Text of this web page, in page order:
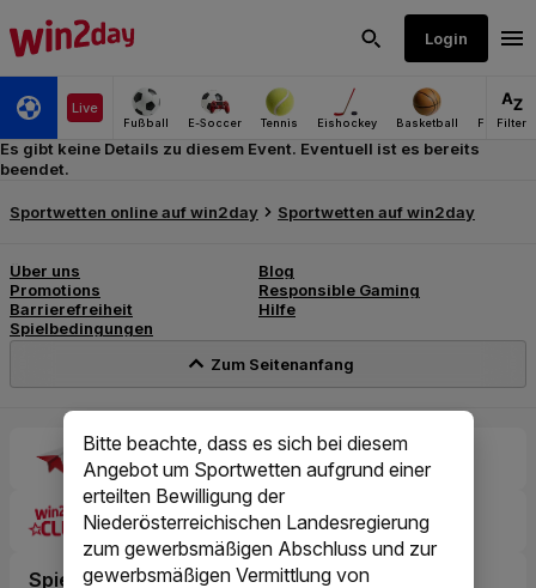
Bitte beachte, dass es sich bei diesem
Angebot um Sportwetten aufgrund einer
erteilten Bewilligung der
Niederösterreichischen Landesregierung
zum gewerbsmäßigen Abschluss und zur
gewerbsmäßigen Vermittlung von
Es gibt keine Details zu diesem Event. Eventuell ist es bereits
beendet.